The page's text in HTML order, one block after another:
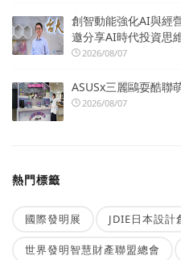
創智動能強化AI與經
邀分享AI時代投資思
2026/08/07
ASUSx三麗鷗耍酷聯
2026/08/07
熱門標籤
國際發明展 JDIE日本設計
世界發明智慧財產聯盟總會